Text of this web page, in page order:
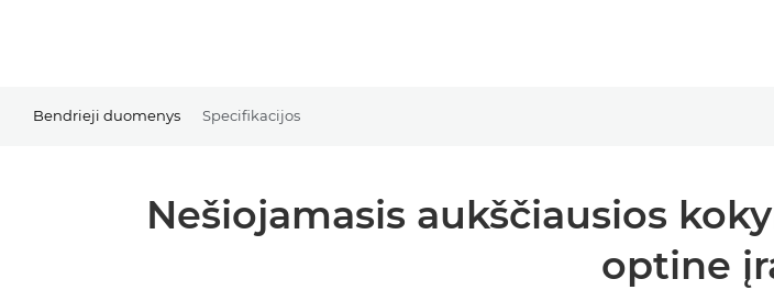
Bendrieji duomenys Specifikacijos
Nešiojamasis aukščiausios
optine